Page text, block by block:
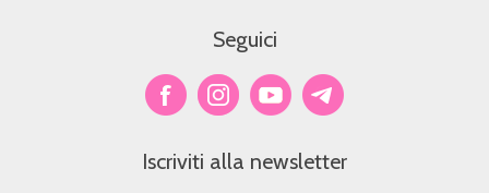
Seguici
Iscriviti alla newsletter